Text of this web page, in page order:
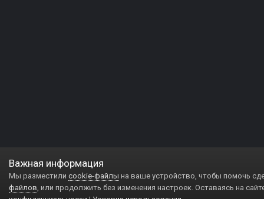
Важная информация
Мы разместили cookie-файлы на ваше устройство, чтобы помочь
файлов, или продолжить без изменения настроек. Оставаясь на